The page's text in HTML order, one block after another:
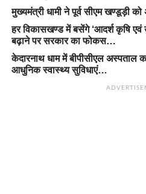
मुख्यमंत्री धामी ने पूर्व सीएम खण्डूड़ी को
हर विकासखण्ड में बसेंगे ‘आदर्श कृषि एवं
बढ़ाने पर सरकार का फोकस…
केदारनाथ धाम में बीपीसीएल अस्पताल
आधुनिक स्वास्थ्य सुविधाएं…